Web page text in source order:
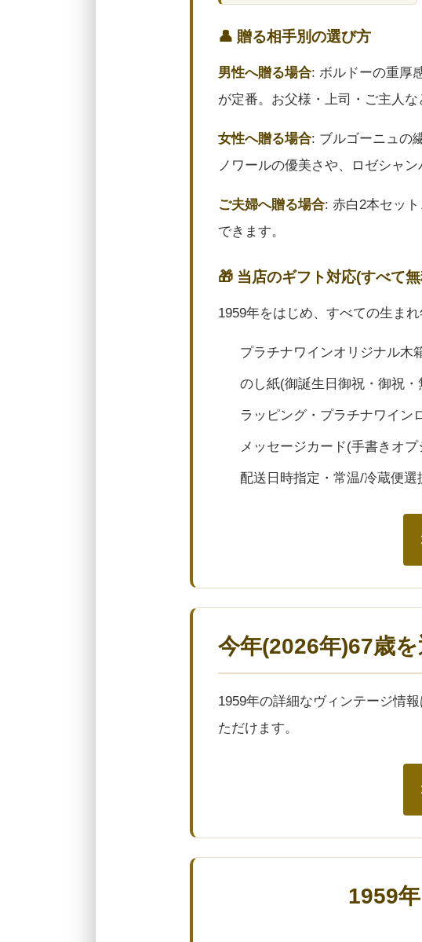
👤 贈る相手別の選び方
男性へ贈る場合: ボルドーの重厚
が定番。お父様・上司・ご主人
女性へ贈る場合: ブルゴーニュの
ノワールの優美さや、ロゼシャ
ご夫婦へ贈る場合: 赤白2本セッ
できます。
🎁 当店のギフト対応(すべて
1959年をはじめ、すべての生ま
プラチナワインオリジナル木
のし紙(御誕生日御祝・御祝
ラッピング・プラチナワイン
メッセージカード(手書きオ
配送日時指定・常温/冷蔵便選
今年(2026年)67歳
1959年の詳細なヴィンテージ情
ただけます。
1959